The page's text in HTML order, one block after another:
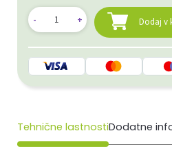
Dodaj v
Tehnične lastnostiDodatne